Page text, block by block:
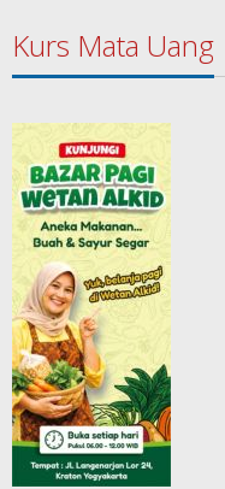
Kurs Mata Uang